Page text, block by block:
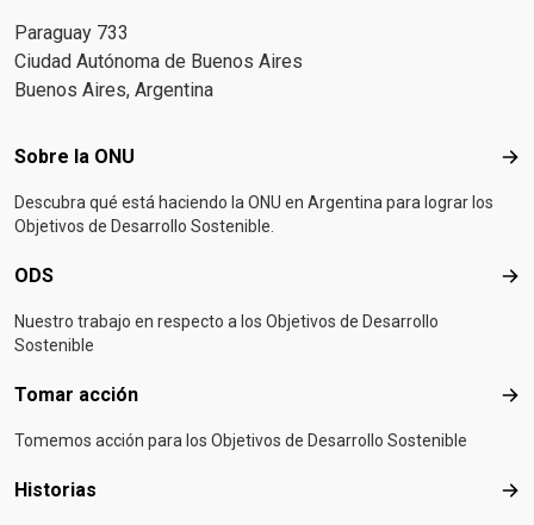
Paraguay 733
Ciudad Autónoma de Buenos Aires
Buenos Aires, Argentina
Footer menu
Sobre la ONU
Descubra qué está haciendo la ONU en Argentina para lograr los
Objetivos de Desarrollo Sostenible.
ODS
Nuestro trabajo en respecto a los Objetivos de Desarrollo
Sostenible
Tomar acción
Tomemos acción para los Objetivos de Desarrollo Sostenible
Historias